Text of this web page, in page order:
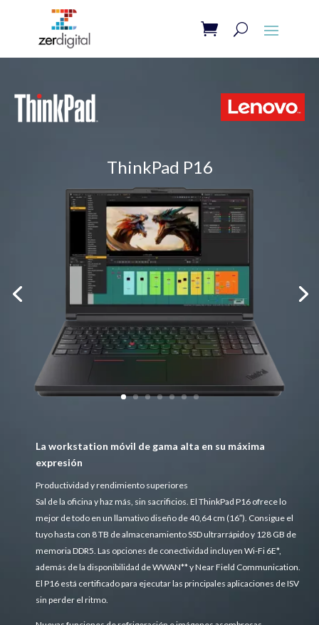
ThinkPad P16
La workstation móvil de gama alta en su máxima
expresión
Productividad y rendimiento superiores
Sal de la oficina y haz más, sin sacrificios. El ThinkPad P16 ofrece lo
mejor de todo en un llamativo diseño de 40,64 cm (16″). Consigue el
tuyo hasta con 8 TB de almacenamiento SSD ultrarrápido y 128 GB de
memoria DDR5. Las opciones de conectividad incluyen Wi-Fi 6E*,
además de la disponibilidad de WWAN** y Near Field Communication.
El P16 está certificado para ejecutar las principales aplicaciones de ISV
sin perder el ritmo.